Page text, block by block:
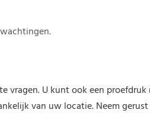
vragen. U kunt ook een proefdruk
van uw locatie. Neem